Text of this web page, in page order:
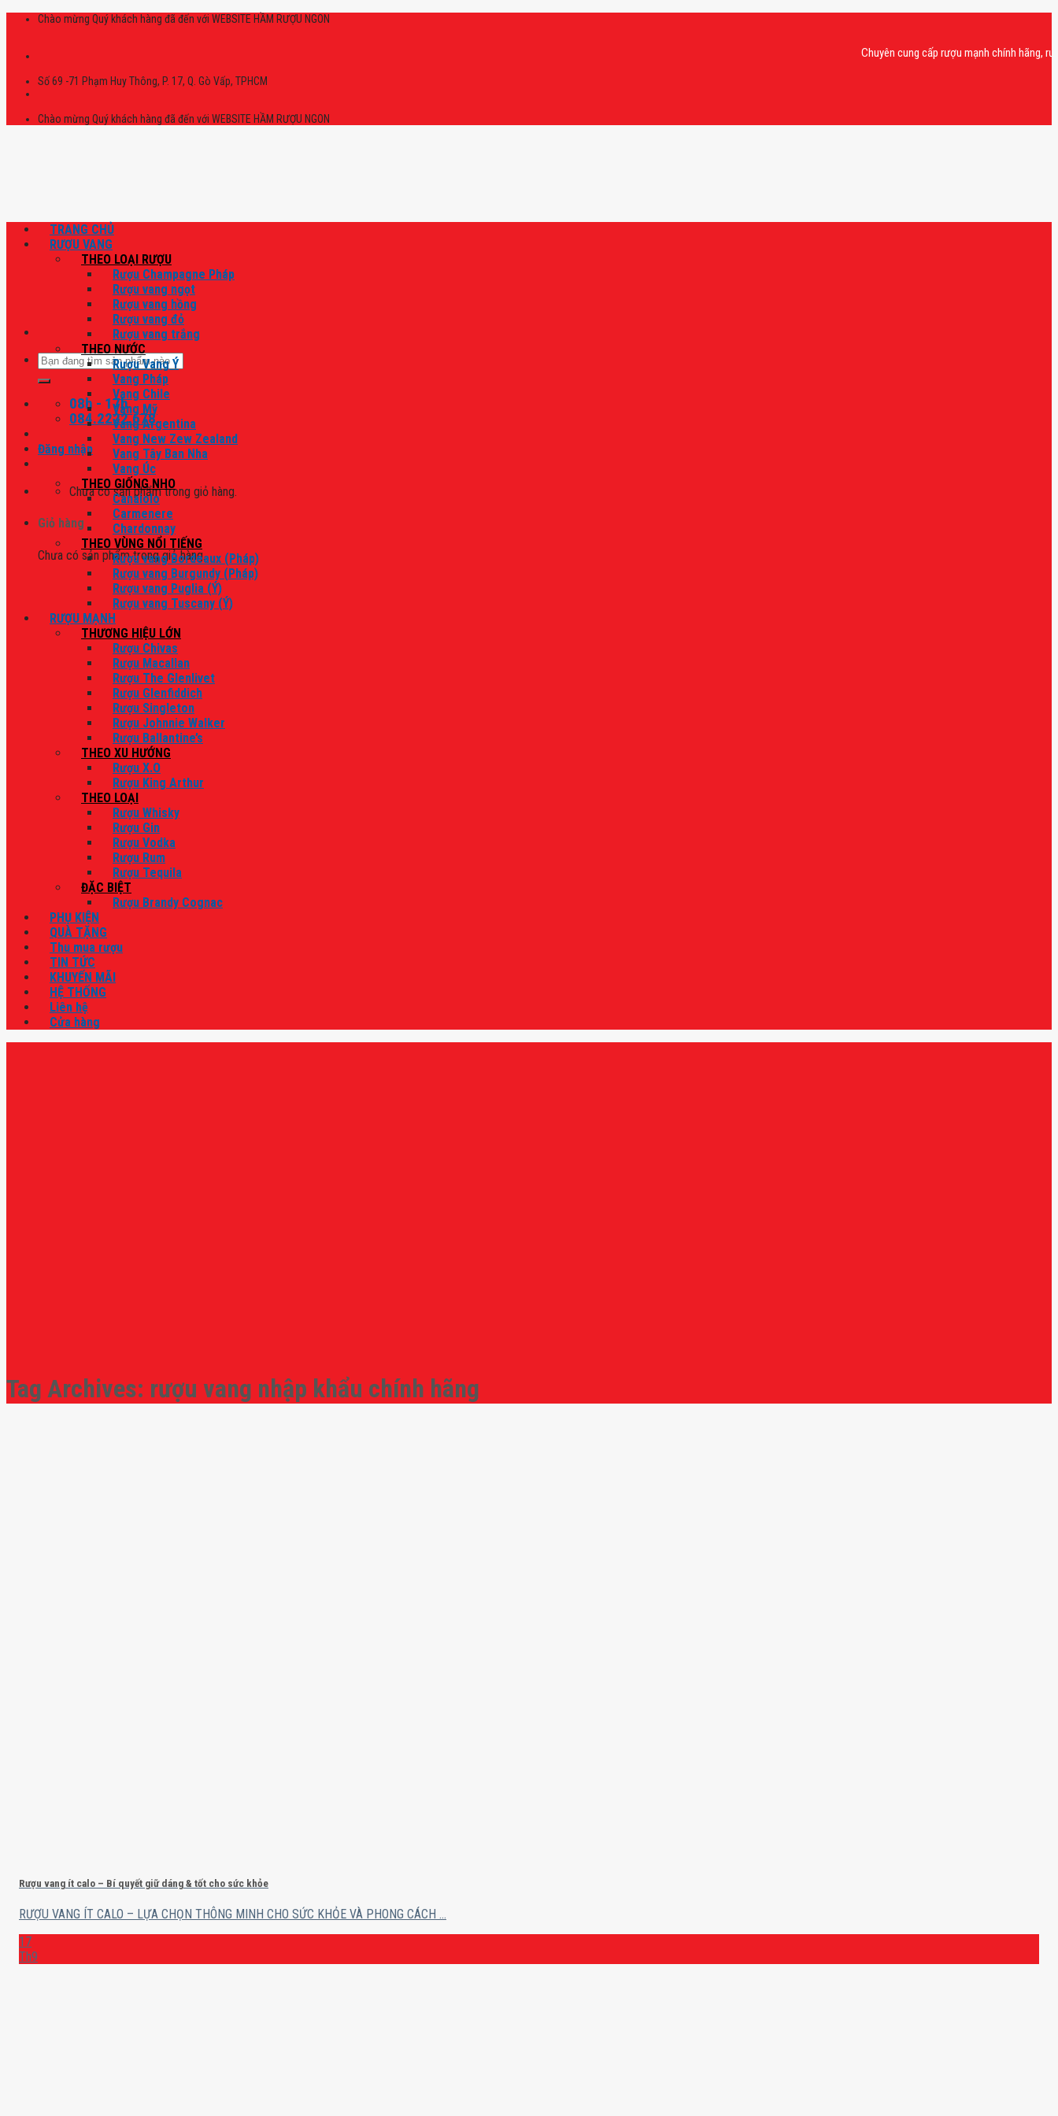
Skip
Chào mừng Quý khách hàng đã đến với WEBSITE HẦM RƯỢU NGON
Chuyên cung cấp rượu mạnh chính hãng, rượu
Số 69 -71 Phạm Huy Thông, P. 17, Q. Gò Vấp, TPHCM
Chào mừng Quý khách hàng đã đến với WEBSITE HẦM RƯỢU NGON
Tìm
kiếm:
08h - 17h
084.2222.678
Đăng nhập
Chưa có sản phẩm trong giỏ hàng.
Giỏ hàng
Chưa có sản phẩm trong giỏ hàng.
TRANG CHỦ
RƯỢU VANG
THEO LOẠI RƯỢU
Rượu Champagne Pháp
Rượu vang ngọt
Rượu vang hồng
Rượu vang đỏ
Rượu vang trắng
THEO NƯỚC
Rượu Vang Ý
Vang Pháp
Vang Chile
Vang Mỹ
Vang Argentina
Vang New Zew Zealand
Vang Tây Ban Nha
Vang Úc
THEO GIỐNG NHO
Canaiolo
Carmenere
Chardonnay
THEO VÙNG NỔI TIẾNG
Rượu vang Bordeaux (Pháp)
Rượu vang Burgundy (Pháp)
Rượu vang Puglia (Ý)
Rượu vang Tuscany (Ý)
RƯỢU MẠNH
THƯƠNG HIỆU LỚN
Rượu Chivas
Rượu Macallan
Rượu The Glenlivet
Rượu Glenfiddich
Rượu Singleton
Rượu Johnnie Walker
Rượu Ballantine’s
THEO XU HƯỚNG
Rượu X.O
Rượu King Arthur
THEO LOẠI
Rượu Whisky
Rượu Gin
Rượu Vodka
Rượu Rum
Rượu Tequila
ĐẶC BIỆT
Rượu Brandy Cognac
PHỤ KIỆN
QUÀ TẶNG
Thu mua rượu
TIN TỨC
KHUYẾN MÃI
HỆ THỐNG
Liên hệ
Cửa hàng
Tag Archives: rượu vang nhập khẩu chính hãng
Rượu vang ít calo – Bí quyết giữ dáng & tốt cho sức khỏe
RƯỢU VANG ÍT CALO – LỰA CHỌN THÔNG MINH CHO SỨC KHỎE VÀ PHONG CÁCH ...
17
Th9